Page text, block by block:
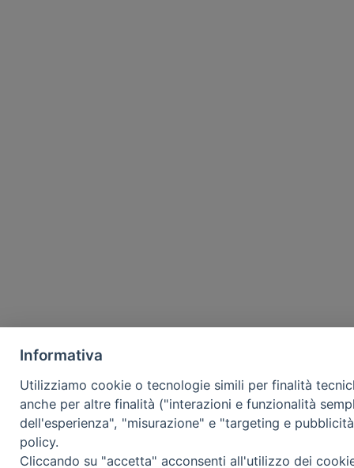
Informativa
Utilizziamo cookie o tecnologie simili per finalità
anche per altre finalità ("interazioni e funzionalità
dell'esperienza", "misurazione" e "targeting e
policy.
Cliccando su "accetta" acconsenti all'utilizzo dei